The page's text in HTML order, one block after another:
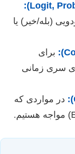
(بله/خیر) یا
برای
سری زمانی
در مواردی که